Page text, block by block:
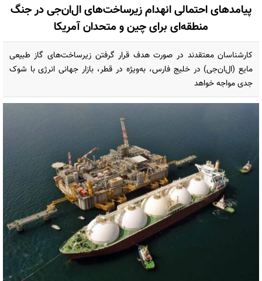
پیامدهای احتمالی انهدام زیرساخت‌های ال‌ان‌جی در جنگ
منطقه‌ای برای چین و متحدان آمریکا
کارشناسان معتقدند در صورت هدف قرار گرفتن زیرساخت‌های گاز طبیعی
مایع (ال‌ان‌جی) در خلیج فارس، به‌ویژه در قطر، بازار جهانی انرژی با شوک
جدی مواجه خواهد